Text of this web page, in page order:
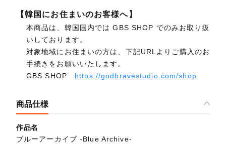
【韓国にお住まいのお客様へ】
本商品は、韓国国内では GBS SHOP でのみお取り扱
いしております。
対象地域にお住まいの方は、下記URLよりご購入のお
手続きをお願いいたします。
GBS SHOP https://godbravestudio.com/shop
商品仕様
作品名
ブルーアーカイブ -Blue Archive-